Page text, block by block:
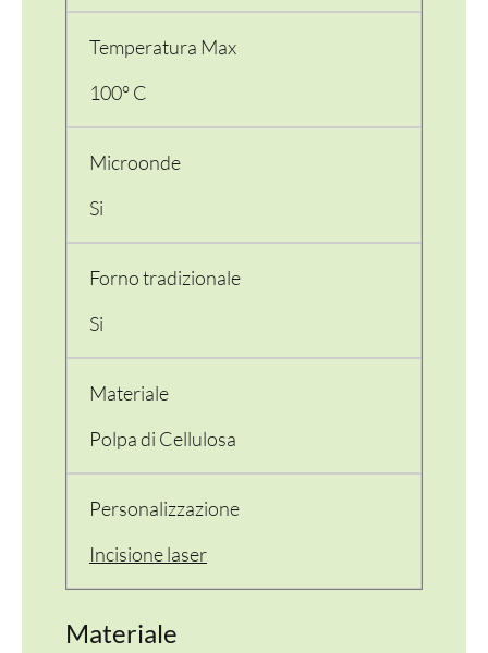
PER LA TAVOLA
VASSOI E COTTURA
TERMOSALDABILI
Temperatura Max
100° C
Microonde
Si
Forno tradizionale
Si
Materiale
Polpa di Cellulosa
Personalizzazione
Incisione laser
Materiale